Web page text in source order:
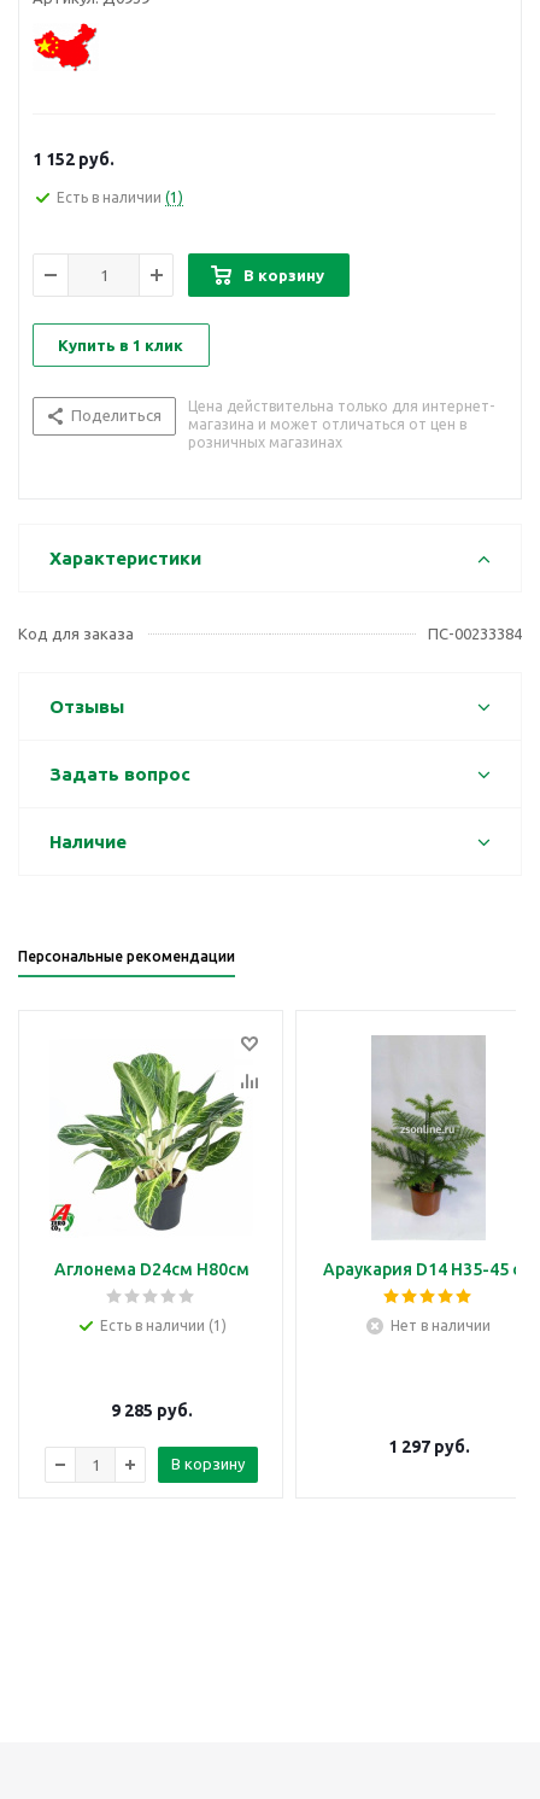
1 152 руб.
Есть в наличии (1)
В корзину
Купить в 1 клик
Поделиться
Цена действительна только для интернет-
магазина и может отличаться от цен в
розничных магазинах
Характеристики
Код для заказа ПС-00233384
Отзывы
Задать вопрос
Наличие
Персональные рекомендации
Аглонема D24см H80см
Есть в наличии (1)
9 285 руб.
В корзину
Араукария D14 H35-45 см
Нет в наличии
1 297руб.